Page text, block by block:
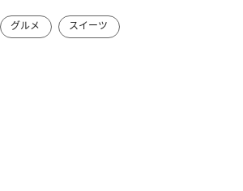
グルメ スイーツ